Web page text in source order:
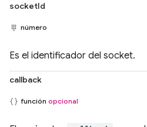
socketId
número
Es el identificador del socket.
callback
función opcional